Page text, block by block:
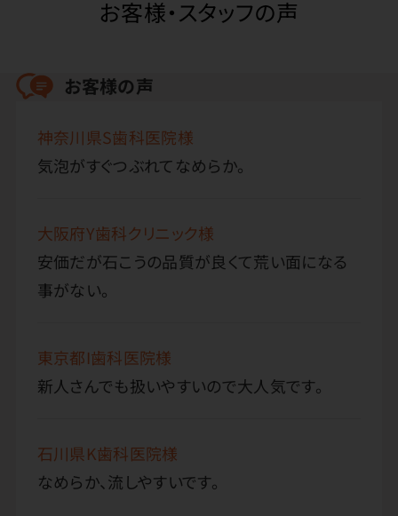
お客様・スタッフの声
お客様の声
神奈川県S歯科医院様
気泡がすぐつぶれてなめらか。
大阪府Y歯科クリニック様
安価だが石こうの品質が良くて荒い面になる
事がない。
東京都I歯科医院様
新人さんでも扱いやすいので大人気です。
石川県K歯科医院様
なめらか、流しやすいです。